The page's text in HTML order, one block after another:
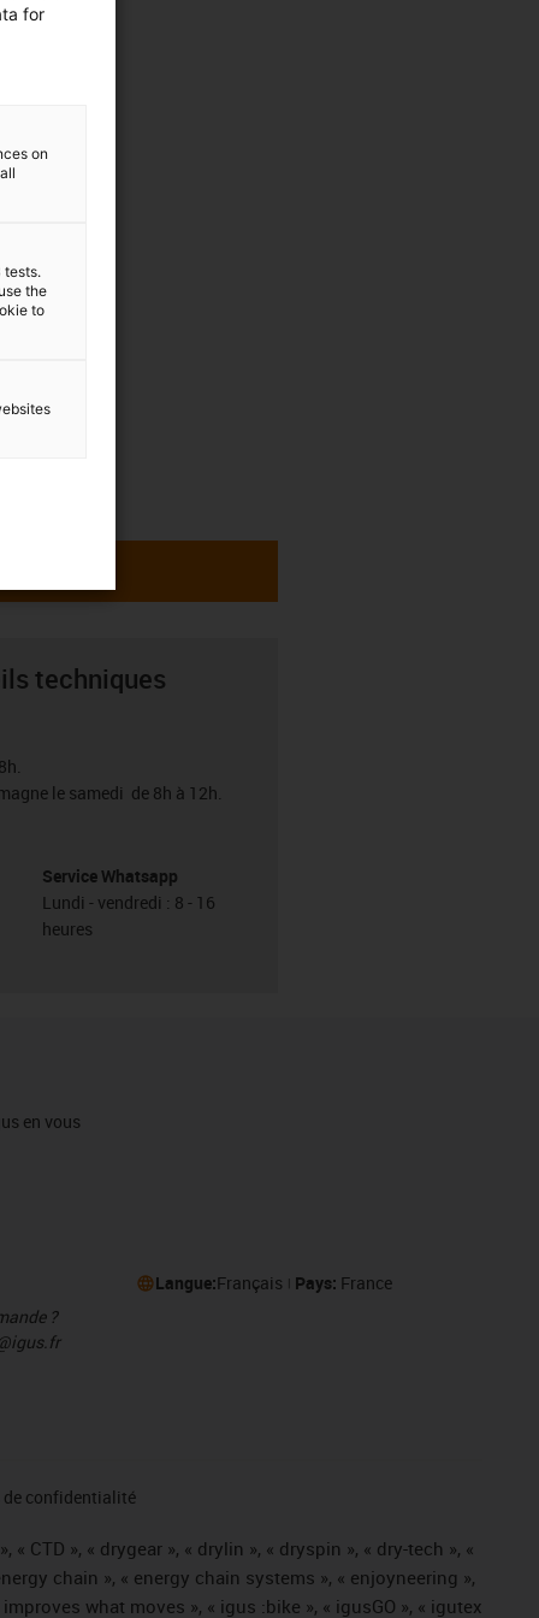
techniques
le samedi de 8h à 12h.
Service Whatsapp
Lundi - vendredi : 8 - 16
heures
en vous
?
Langue:Français Pays: France
de confidentialité
CTD », « drygear », « drylin », « dryspin », « dry-tech », «
chain », « energy chain systems », « enjoyneering »,
what moves », « igus :bike », « igusGO », « igutex
for
on
tests.
the
to